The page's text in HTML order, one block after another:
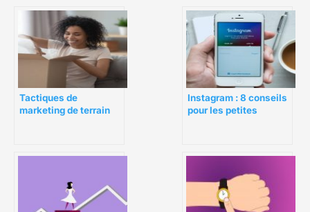
Tactiques de
marketing de terrain
Instagram : 8 conseils
pour les petites